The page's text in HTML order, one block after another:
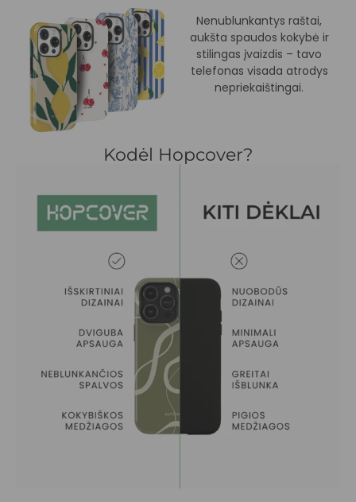
Nenublunkantys raštai,
aukšta spaudos kokybė ir
stilingas įvaizdis – tavo
telefonas visada atrodys
nepriekaištingai.
Kodėl Hopcover?